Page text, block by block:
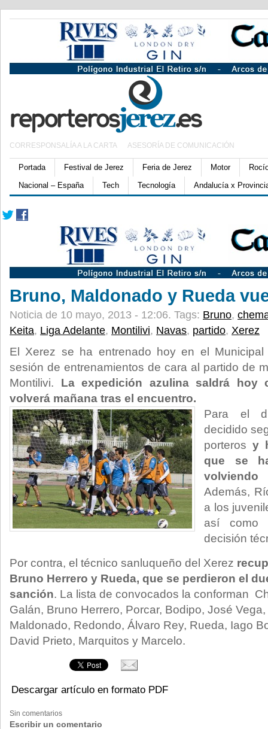
CORRESPONSALÍA A LA CARTA ASESORÍA DE COMUNICACIÓN
Portada Festival de Jerez Feria de Jerez Motor
Nacional – España
Tech Tecnología Andalucía x
Bruno, Maldonado y Rueda
Noticia de 10 mayo, 2013 - 12:06. Tags: Bruno,
Keita, Liga Adelante, Montilivi, Navas, partido, Xerez
El Xerez se ha entrenado hoy en el
sesión de entrenamientos de cara al partido de
Montilivi. La expedición azulina saldrá hoy
volverá mañana tras el encuentro.
Para el
decidido
porteros y
que se
Además,
a los
así como
decisión
Por contra, el técnico sanluqueño del Xerez
Bruno Herrero y Rueda, que se perdieron el
sanción. La lista de convocados la conforman
Galán, Bruno Herrero, Porcar, Bodipo, José
Maldonado, Redondo, Álvaro Rey, Rueda, Iago
David Prieto, Marquitos y Marcelo.
Descargar artículo en formato PDF
Sin comentarios
Escribir un comentario